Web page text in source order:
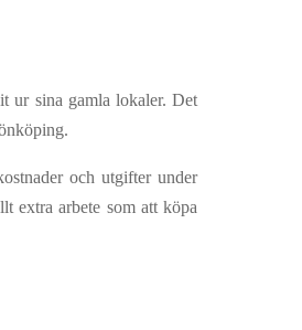
ur sina gamla lokaler. Det
och utgifter under
extra arbete som att köpa